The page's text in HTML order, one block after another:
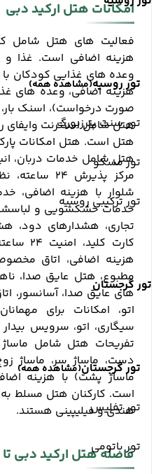
تور روسیه(مشاهده همه)
تور سنت پترزبورگ
تور مسکو
تور ترکیبی روسیه
تور گرجستان
تور گرجستان(مشاهده همه)
تور تفلیس
تور باتومی
امکانات هتل ارکید دبی
فعالیت های هتل شامل
هزینه اضافی است. غذا
وعده های غذایی کودکان با
هزینه اضافی، وعده های
صورت درخواست)، اسنک بار،
هتل شامل اسنترنت وایفای
هتل است. هتل امکانات
هتل شامل خدمات دربان،
مرکز پذیرش
شلوار با هزینه اضافی،
خدمات خشکشویی و
تجاری، هشدارهای دود،
کارت
هزینه اضافی، اتاق
مطبوع، هتل عایق صدا،
های عایق صدا، آسانسور،
اتو، امکانات برای
سیگاری، اتو، سرویس
تفریحات هتل شامل ماساژ
دست، ماساژ سر، ماساژ
ماساژ پشت) با هزینه
است. کارکنان هتل مسلط به
هندی و فیلیپینی هستند.
فاصله هتل ارکید دبی